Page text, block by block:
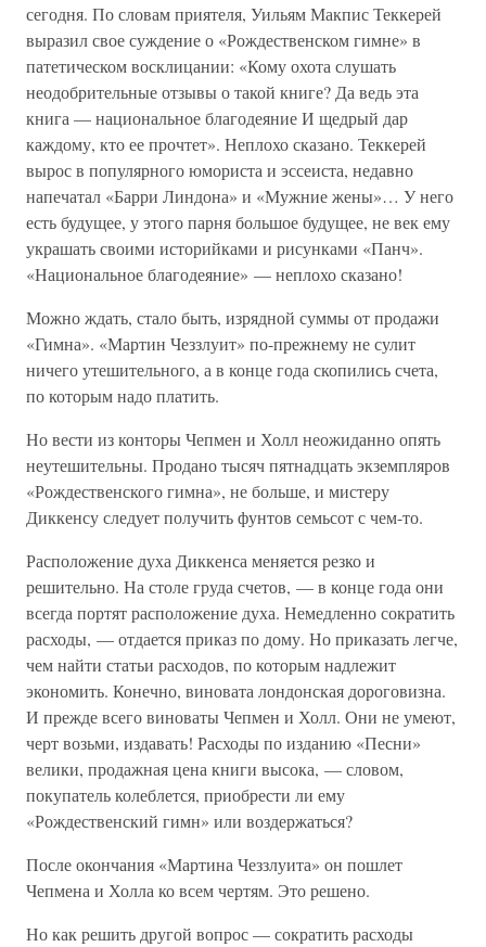
сегодня. По словам приятеля, Уильям Макпис Теккерей
выразил свое суждение о «Рождественском гимне» в
патетическом восклицании: «Кому охота слушать
неодобрительные отзывы о такой книге? Да ведь эта
книга — национальное благодеяние И щедрый дар
каждому, кто ее прочтет». Неплохо сказано. Теккерей
вырос в популярного юмориста и эссеиста, недавно
напечатал «Барри Линдона» и «Мужние жены»… У него
есть будущее, у этого парня большое будущее, не век ему
украшать своими историйками и рисунками «Панч».
«Национальное благодеяние» — неплохо сказано!
Можно ждать, стало быть, изрядной суммы от продажи
«Гимна». «Мартин Чеззлуит» по-прежнему не сулит
ничего утешительного, а в конце года скопились счета,
по которым надо платить.
Но вести из конторы Чепмен и Холл неожиданно опять
неутешительны. Продано тысяч пятнадцать экземпляров
«Рождественского гимна», не больше, и мистеру
Диккенсу следует получить фунтов семьсот с чем-то.
Расположение духа Диккенса меняется резко и
решительно. На столе груда счетов, — в конце года они
всегда портят расположение духа. Немедленно сократить
расходы, — отдается приказ по дому. Но приказать легче,
чем найти статьи расходов, по которым надлежит
экономить. Конечно, виновата лондонская дороговизна.
И прежде всего виноваты Чепмен и Холл. Они не умеют,
черт возьми, издавать! Расходы по изданию «Песни»
велики, продажная цена книги высока, — словом,
покупатель колеблется, приобрести ли ему
«Рождественский гимн» или воздержаться?
После окончания «Мартина Чеззлуита» он пошлет
Чепмена и Холла ко всем чертям. Это решено.
Но как решить другой вопрос — сократить расходы